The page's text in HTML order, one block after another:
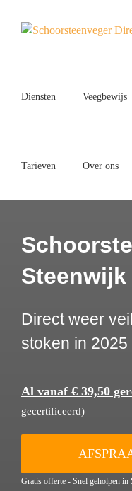
Diensten Veegbewijs
Tarieven Over ons
Steenwijk
Direct weer
stoken in 2025
Al vanaf € 39,50
gecertificeerd)
Gratis offerte - Snel geholpen in